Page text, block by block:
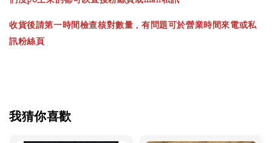
收貨後請第一時間檢查核對數量，有問題可於營業時間來電或私
訊粉絲頁
我猜你喜歡